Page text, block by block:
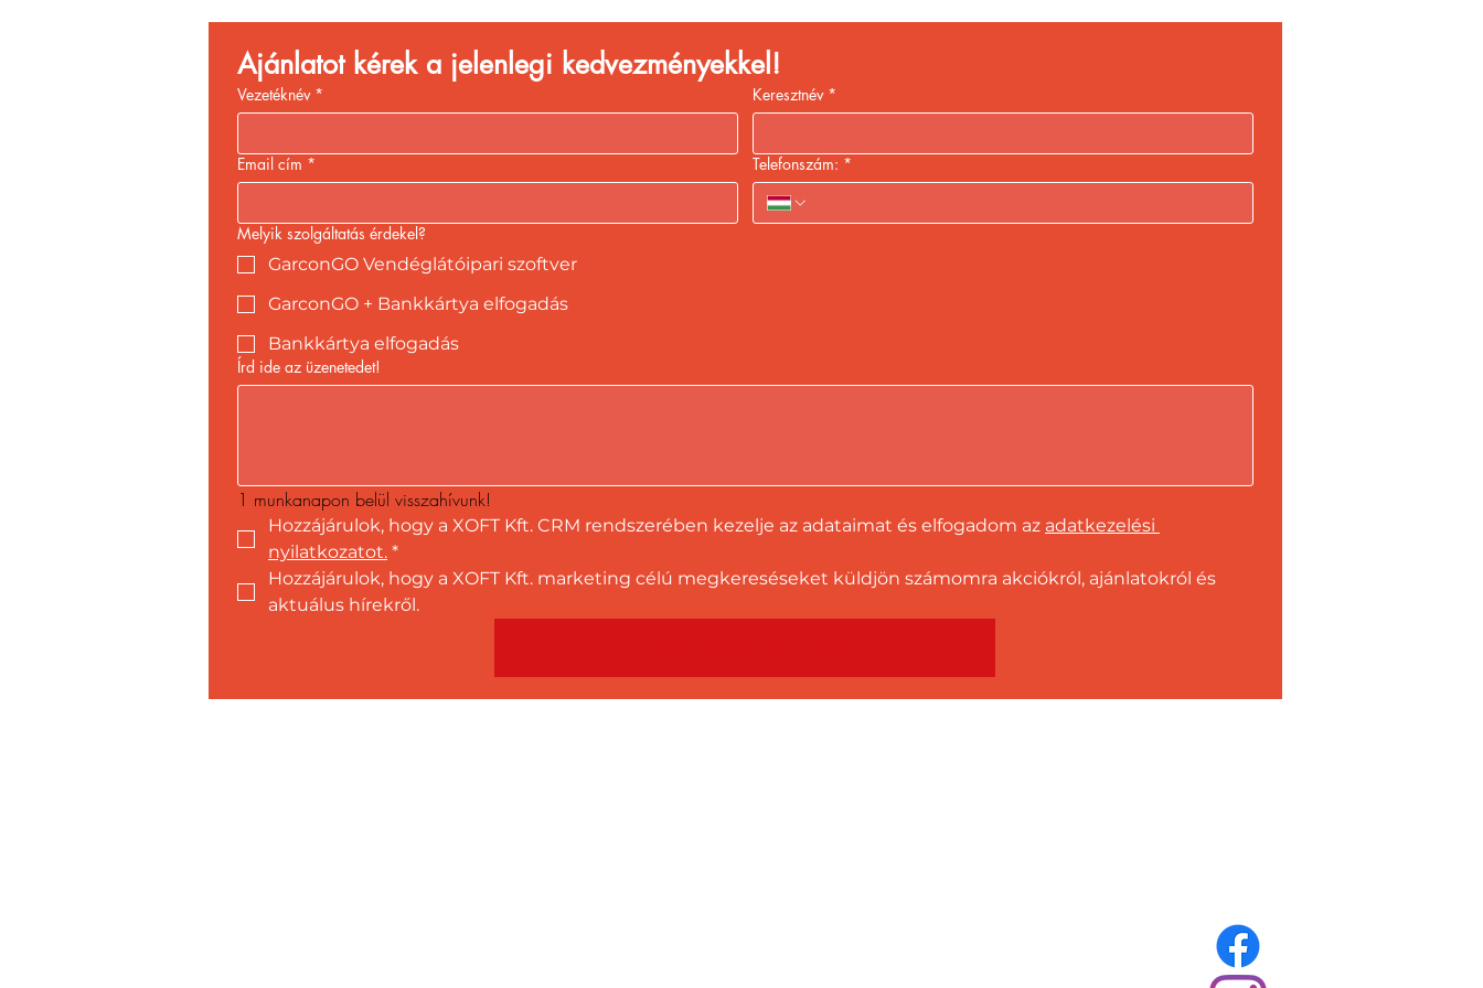
Ajánlatot kérek a jelenlegi kedvezményekkel!
Vezetéknév * Keresztnév *
Email cím * Telefonszám: *
Melyik szolgáltatás érdekel?
GarconGO Vendéglátóipari szoftver
GarconGO + Bankkártya elfogadás
Bankkártya elfogadás
Írd ide az üzenetedet!
1 munkanapon belül visszahívunk!
Hozzájárulok, hogy a XOFT Kft. CRM rendszerében kezelje az adataimat és elfogadom az adatkezelési
nyilatkozatot. *
Hozzájárulok, hogy a XOFT Kft. marketing célú megkereséseket küldjön számomra akciókról, ajánlatokról és
aktuálus hírekről.